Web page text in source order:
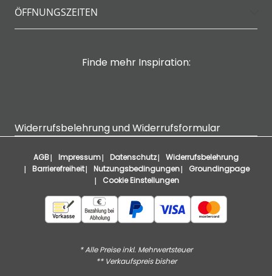
ÖFFNUNGSZEITEN
Finde mehr Inspiration:
Widerrufsbelehrung und Widerrufsformular
AGB Impressum Datenschutz
Widerrufsbelehrung
Barrierefreiheit
Nutzungsbedingungen
Groundingpage
Cookie Einstellungen
* Alle Preise inkl. Mehrwertsteuer
** Verkaufspreis bisher